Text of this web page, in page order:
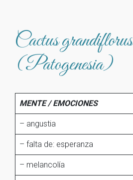
Cactus grandiflorus
(Patogenesia)
MENTE / EMOCIONES
– angustia
– falta de: esperanza
– melancolía